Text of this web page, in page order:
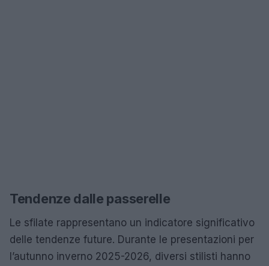
Tendenze dalle passerelle
Le sfilate rappresentano un indicatore significativo
delle tendenze future. Durante le presentazioni per
l’autunno inverno 2025-2026, diversi stilisti hanno